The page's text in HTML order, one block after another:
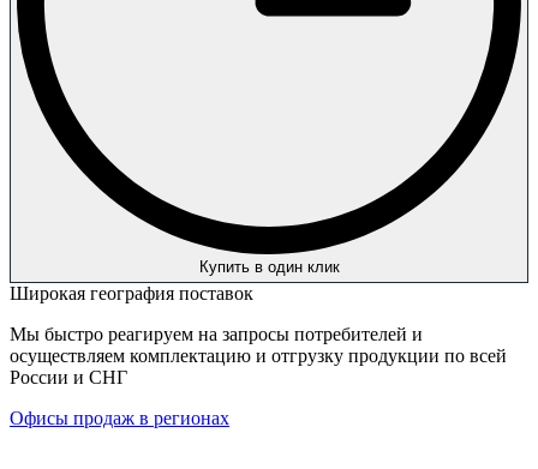
Купить в один клик
Широкая география поставок
Мы быстро реагируем на запросы потребителей и
осуществляем комплектацию и отгрузку продукции по всей
России и СНГ
Офисы продаж в регионах